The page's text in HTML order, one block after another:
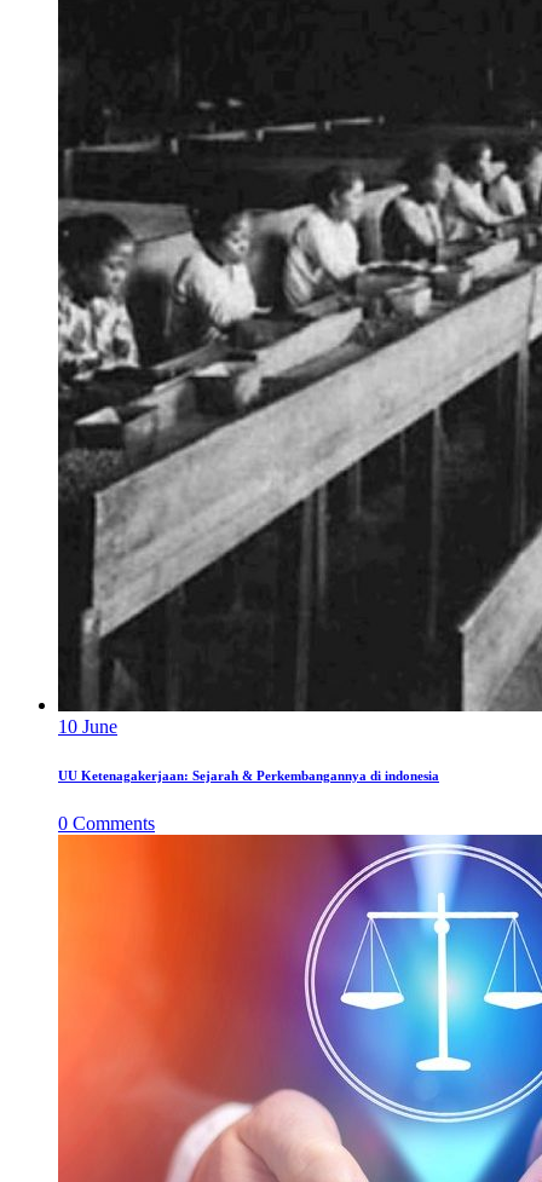
10 June
UU Ketenagakerjaan: Sejarah & Perkembangannya di indonesia
0 Comments